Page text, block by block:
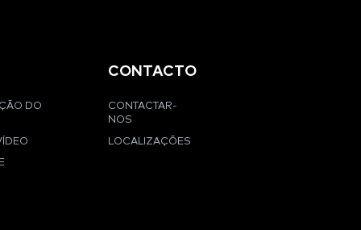
DO
CONTACTO
CONTACTAR-
NOS
LOCALIZAÇÕES